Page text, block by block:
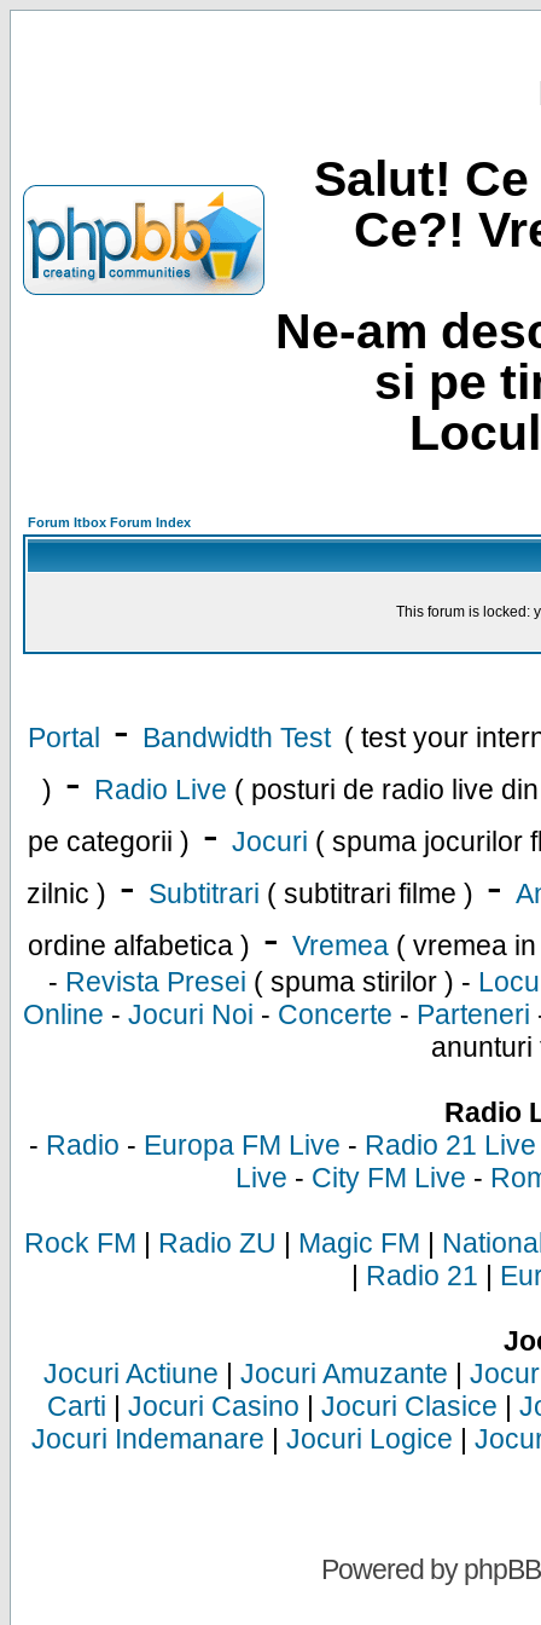
Salut!
Ce?!
Ne-am
si pe
Forum Itbox Forum Index
This forum is locked:
Portal - Bandwidth Test ( test your
) - Radio Live ( posturi de radio live
pe categorii ) - Jocuri ( spuma jocurilor
zilnic ) - Subtitrari ( subtitrari filme ) -
ordine alfabetica ) - Vremea ( vremea
- Revista Presei ( spuma stirilor ) -
Online - Jocuri Noi - Concerte - Parteneri
anunturi
Radio
- Radio - Europa FM Live - Radio 21 Live
Live - City FM Live -
Rock FM | Radio ZU | Magic FM |
| Radio 21 |
Jocuri Actiune | Jocuri Amuzante |
Carti | Jocuri Casino | Jocuri Clasice |
Jocuri Indemanare | Jocuri Logice |
Powered byphpBB